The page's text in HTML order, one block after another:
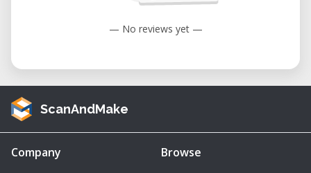
máquina se mantiene en condiciones
corto plazo o ocasionales donde comprar no
es práctico.
— No reviews yet —
ScanAndMake
Company Browse